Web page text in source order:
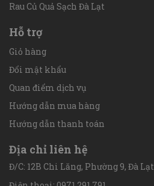
Rau Củ Quả Sạch Đà Lạt
Hỗ trợ
Giỏ hàng
Đổi mật khẩu
Quan điểm dịch vụ
Hướng dẫn mua hàng
Hướng dẫn thanh toán
Địa chỉ liên hệ
Đ/C: 12B Chi Lăng, Phường 9, Đà Lạt